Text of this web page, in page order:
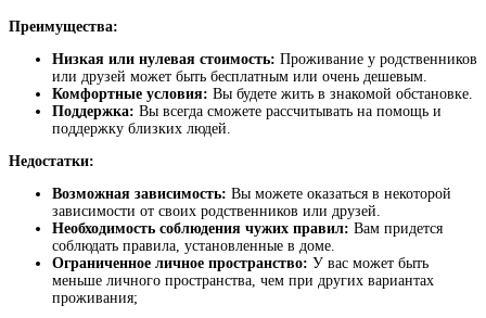
Преимущества:
Низкая или нулевая стоимость: Проживание у родственников
или друзей может быть бесплатным или очень дешевым.
Комфортные условия: Вы будете жить в знакомой обстановке.
Поддержка: Вы всегда сможете рассчитывать на помощь и
поддержку близких людей.
Недостатки:
Возможная зависимость: Вы можете оказаться в некоторой
зависимости от своих родственников или друзей.
Необходимость соблюдения чужих правил: Вам придется
соблюдать правила, установленные в доме.
Ограниченное личное пространство: У вас может быть
меньше личного пространства, чем при других вариантах
проживания;